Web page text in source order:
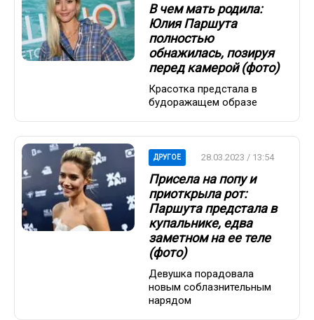
В чем мать родила:
Юлия Паршута
полностью
обнажилась, позируя
перед камерой (фото)
Красотка предстала в
будоражащем образе
ДРУГОЕ 28.03.2023 / 13:54
Присела на попу и
приоткрыла рот:
Паршута предстала в
купальнике, едва
заметном на ее теле
(фото)
Девушка порадовала
новым соблазнительным
нарядом